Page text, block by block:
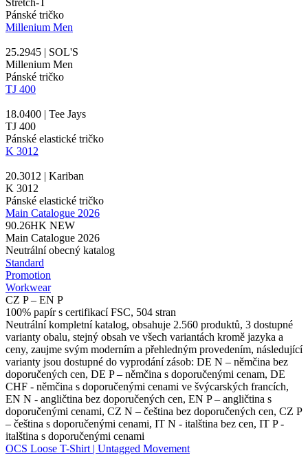
Pánské tričko
Millenium Men
25.2945 | SOL'S
Millenium Men
Pánské tričko
TJ 400
18.0400 | Tee Jays
TJ 400
Pánské elastické tričko
K 3012
20.3012 | Kariban
K 3012
Pánské elastické tričko
Main Catalogue 2026
90.26HK NEW
Main Catalogue 2026
Neutrální obecný katalog
Standard
Promotion
Workwear
CZ P – EN P
100% papír s certifikací FSC, 504 stran
Neutrální kompletní katalog, obsahuje 2.560 produktů, 3 dostupné
varianty obalu, stejný obsah ve všech variantách kromě jazyka a
ceny, zaujme svým moderním a přehledným provedením, následující
varianty jsou dostupné do vyprodání zásob: DE N – němčina bez
doporučených cen, DE P – němčina s doporučenými cenam, DE
CHF - němčina s doporučenými cenami ve švýcarských francích,
EN N - angličtina bez doporučených cen, EN P – angličtina s
doporučenými cenami, CZ N – čeština bez doporučených cen, CZ P
– čeština s doporučenými cenami, IT N - italština bez cen, IT P -
italština s doporučenými cenami
OCS Loose T-Shirt | Untagged Movement